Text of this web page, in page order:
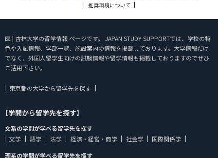
推奨環境について
医 | 杏林大学の留学情報 ページです。 JAPAN STUDY SUPPORTでは、学校の特
色や入試情報、学部一覧、施設案内の情報を掲載しております。大学情報だけ
でなく、外国人留学生向けの試験情報や留学情報も掲載しておりますのでぜひ
ご活用下さい。
東京都の大学から留学先を探す
【学問から留学先を探す】
文系の学問が学べる留学先を探す
文学
語学 法学 経済・経営・商学 社会学
国際関係学
理系の学問が学べる留学先を探す